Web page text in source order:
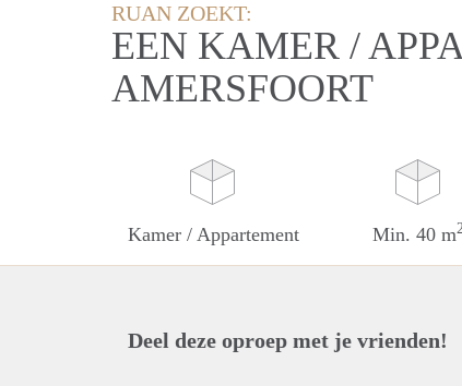
RUAN ZOEKT:
EEN KAMER /
AMERSFOORT
Kamer / Appartement Min. 40 m
Deel deze oproep met je vrienden!